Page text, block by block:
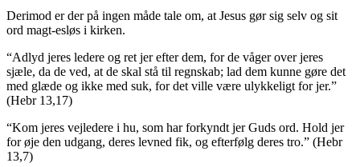
Derimod er der på ingen måde tale om, at Jesus gør sig selv og sit
ord magt-esløs i kirken.
“Adlyd jeres ledere og ret jer efter dem, for de våger over jeres
sjæle, da de ved, at de skal stå til regnskab; lad dem kunne gøre det
med glæde og ikke med suk, for det ville være ulykkeligt for jer.”
(Hebr 13,17)
“Kom jeres vejledere i hu, som har forkyndt jer Guds ord. Hold jer
for øje den udgang, deres levned fik, og efterfølg deres tro.” (Hebr
13,7)